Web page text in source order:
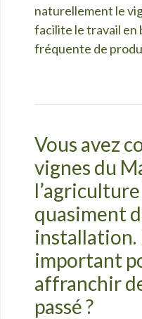
naturellement le
facilite le travail en
fréquente de
Vous avez
vignes du
quasiment
installation.
important
affranchir
passé ?